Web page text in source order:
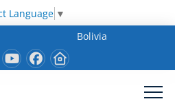
Language ▼
Bolivia